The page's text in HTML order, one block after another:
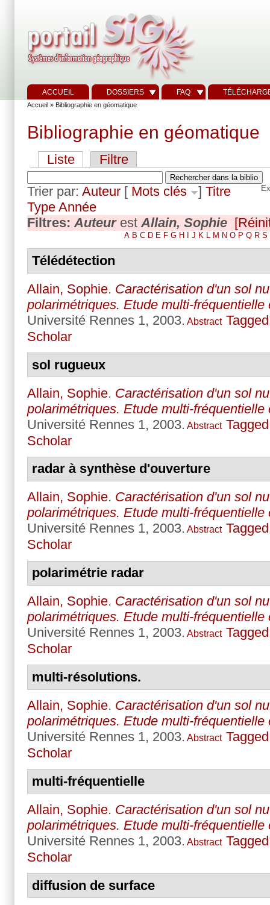
ACCUEIL DOSSIERS FAQ
Accueil » Bibliographie en géomatique
Bibliographie en géomatique
Liste Filtre
Trier par: Auteur [ Mots clés ] Titre
Type Année
Filtres:AuteurestAllain, Sophie
A B C D E F G H J K L M N O P Q R S
Télédétection
Allain, Sophie. Caractérisation d'un sol
polarimétriques. Etude multi-fréquentielle
Université Rennes 1, 2003. Abstract Tagged
Scholar
sol rugueux
Allain, Sophie. Caractérisation d'un sol
polarimétriques. Etude multi-fréquentielle
Université Rennes 1, 2003. Abstract Tagged
Scholar
radar à synthèse d'ouverture
Allain, Sophie. Caractérisation d'un sol
polarimétriques. Etude multi-fréquentielle
Université Rennes 1, 2003. Abstract Tagged
Scholar
polarimétrie radar
Allain, Sophie. Caractérisation d'un sol
polarimétriques. Etude multi-fréquentielle
Université Rennes 1, 2003. Abstract Tagged
Scholar
multi-résolutions.
Allain, Sophie. Caractérisation d'un sol
polarimétriques. Etude multi-fréquentielle
Université Rennes 1, 2003. Abstract Tagged
Scholar
multi-fréquentielle
Allain, Sophie. Caractérisation d'un sol
polarimétriques. Etude multi-fréquentielle
Université Rennes 1, 2003. Abstract Tagged
Scholar
diffusion de surface